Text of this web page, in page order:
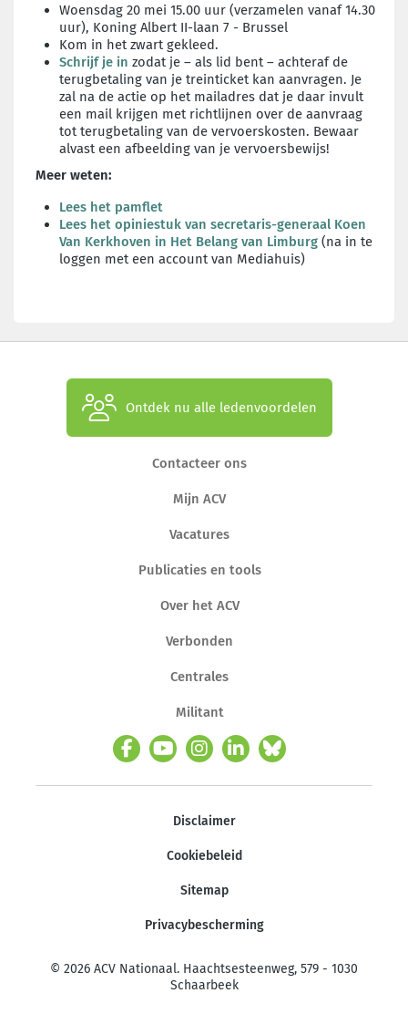
Woensdag 20 mei 15.00 uur (verzamelen vanaf 14.30
uur), Koning Albert II-laan 7 - Brussel
Kom in het zwart gekleed.
Schrijf je in zodat je – als lid bent – achteraf de
terugbetaling van je treinticket kan aanvragen. Je
zal na de actie op het mailadres dat je daar invult
een mail krijgen met richtlijnen over de aanvraag
tot terugbetaling van de vervoerskosten. Bewaar
alvast een afbeelding van je vervoersbewijs!
Meer weten:
Lees het pamflet
Lees het opiniestuk van secretaris-generaal Koen
Van Kerkhoven in Het Belang van Limburg (na in te
loggen met een account van Mediahuis)
Ontdek nu alle ledenvoordelen
Contacteer ons
Mijn ACV
Vacatures
Publicaties en tools
Over het ACV
Verbonden
Centrales
Militant
Disclaimer
Cookiebeleid
Sitemap
Privacybescherming
© 2026 ACV Nationaal. Haachtsesteenweg, 579 - 1030
Schaarbeek